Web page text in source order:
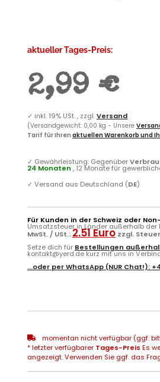
aktueller Tages-Preis:
2,99 €
✓ inkl. 19% USt. , zzgl.Versand
(Versandgewicht: 0,00 kg - Unsere
Tarif für Ihren aktuellen Warenkorb und
✓ Gewährleistung: Gegenüber
24 Monaten , 12 Monate für
✓ Versand aus Deutschland (DE)
Für Kunden in der Schweiz oder Non-
Umsatzsteuer in Länder außerhalb der
MwSt. / USt.: 2.51 Euro zzgl.
Setze dich für Bestellungen
kontakt@yerd.de kurz mit uns in
...oder perWhatsApp (NUR Chat!):
momentan nicht verfügbar (ggf.
* letzter verfügbarer Tages-Preis Es
angezeigt. Verwenden Sie ggf. das